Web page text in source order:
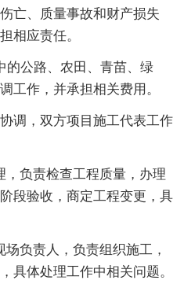
亡、质量事故和财产损失
相应责任。
的公路、农田、青苗、绿
工作，并承担相关费用。
调，双方项目施工代表工作
，负责检查工程质量，办理
段验收，商定工程变更，具
负责人，负责组织施工，
具体处理工作中相关问题。